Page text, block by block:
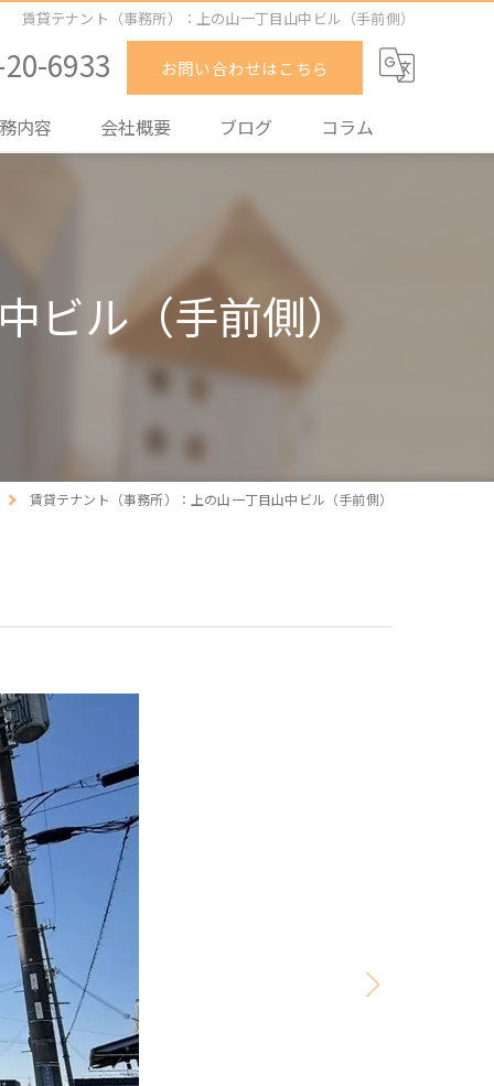
賃貸テナント（事務所）：上の山一丁目山中ビル（手前側）
6933 お問い合わせはこちら
内容 会社概要 ブログ コラム
ビル（手前側）
賃貸テナント（事務所）：上の山一丁目山中ビル（手前側）